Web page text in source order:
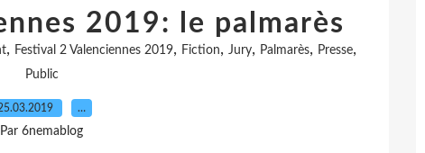
2019: le palmarès
, Festival 2 Valenciennes 2019, Fiction, Jury, Palmarès, Presse,
Public
…
Par 6nemablog